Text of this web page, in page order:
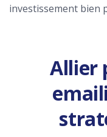
investissement bien
Allier